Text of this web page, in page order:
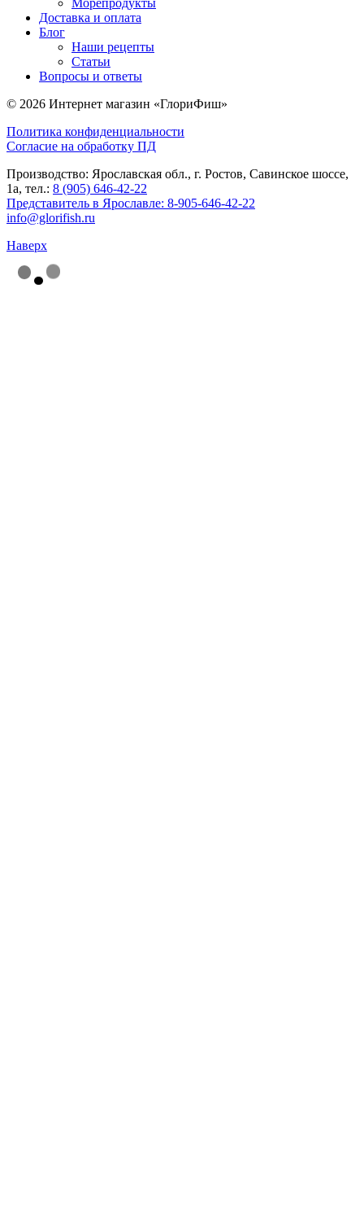
Доставка и оплата
Блог
Наши рецепты
Статьи
Вопросы и ответы
© 2026 Интернет магазин «ГлориФиш»
Политика конфиденциальности
Согласие на обработку ПД
Производство: Ярославская обл., г. Ростов, Савинское шоссе,
1а, тел.: 8 (905) 646-42-22
Представитель в Ярославле: 8-905-646-42-22
info@glorifish.ru
Наверх